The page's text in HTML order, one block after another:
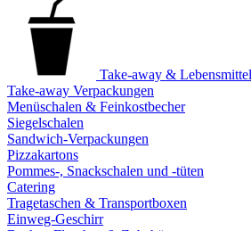
Take-away &
Take-away Verpackungen
Menüschalen & Feinkostbecher
Siegelschalen
Sandwich-Verpackungen
Pizzakartons
Pommes-, Snackschalen und -tüten
Catering
Tragetaschen & Transportboxen
Einweg-Geschirr